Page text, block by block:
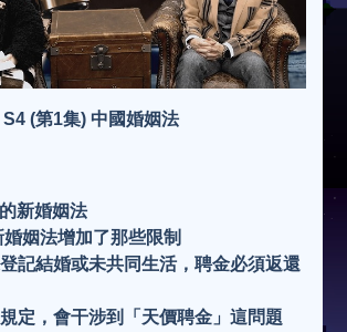
(第1集) 中國婚姻法
新婚姻法
姻法增加了那些限制
記結婚或未共同生活，聘金必須返還
定，會干涉到「天價聘金」這問題